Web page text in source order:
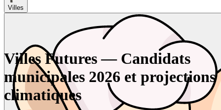
Villes
Villes Futures — Candidats
municipales 2026 et projections
climatiques